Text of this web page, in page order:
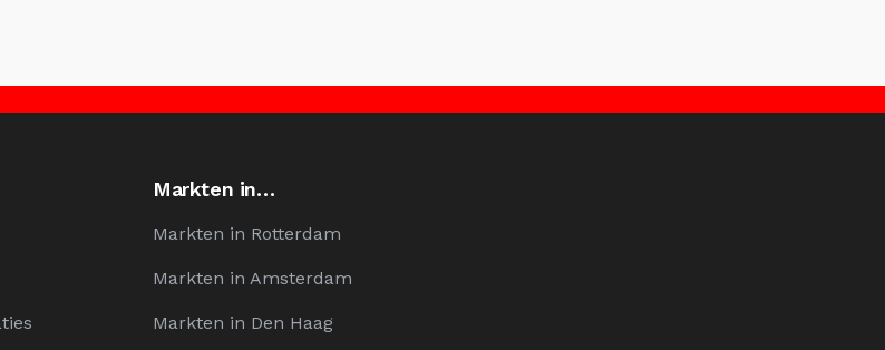
Markten in…
Markten in Rotterdam
Markten in Amsterdam
Markten in Den Haag